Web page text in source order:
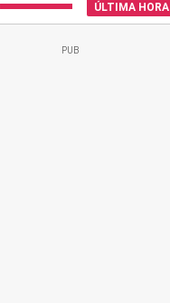
ÚLTIMA HORA